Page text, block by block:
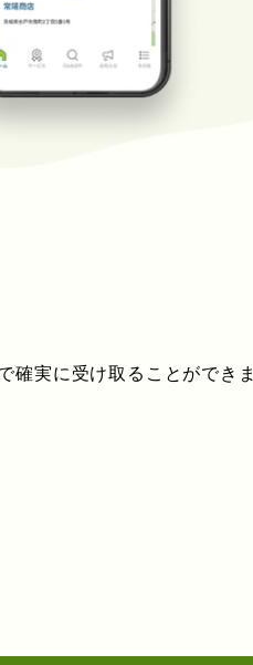
確実に受け取ることができま